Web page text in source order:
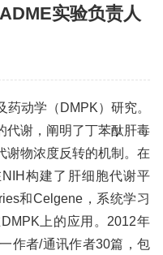
实验负责人
动学（DMPK）研究。
代谢，阐明了丁苯酞肝毒
谢物浓度反转的机制。在
构建了肝细胞代谢平
和Celgene，系统学习
上的应用。2012年
作者/通讯作者30篇，包